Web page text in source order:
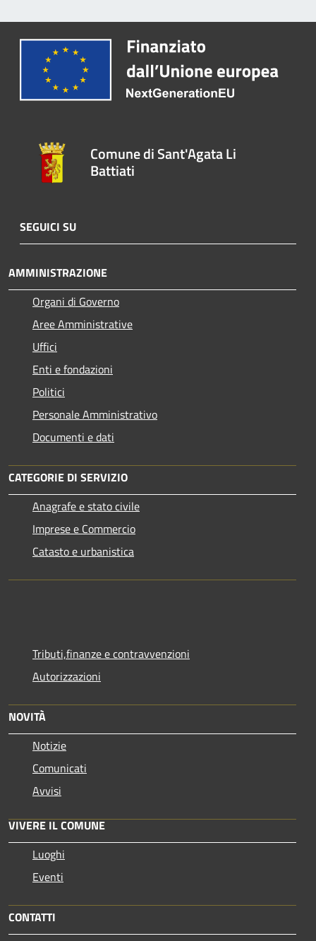
Comune di Sant'Agata Li
Battiati
SEGUICI SU
AMMINISTRAZIONE
Organi di Governo
Aree Amministrative
Uffici
Enti e fondazioni
Politici
Personale Amministrativo
Documenti e dati
CATEGORIE DI SERVIZIO
Anagrafe e stato civile
Imprese e Commercio
Catasto e urbanistica
Tributi,finanze e contravvenzioni
Autorizzazioni
NOVITÀ
Notizie
Comunicati
Avvisi
VIVERE IL COMUNE
Luoghi
Eventi
CONTATTI